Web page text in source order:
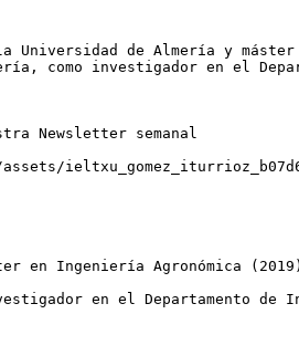
de Almería y máster
como investigador en el
Newsletter semanal
en Ingeniería Agronómica
en el Departamento de